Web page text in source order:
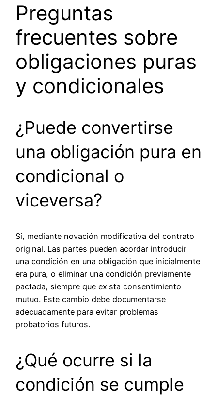
Preguntas
frecuentes sobre
obligaciones puras
y condicionales
¿Puede convertirse
una obligación pura en
condicional o
viceversa?
Sí, mediante novación modificativa del contrato
original. Las partes pueden acordar introducir
una condición en una obligación que inicialmente
era pura, o eliminar una condición previamente
pactada, siempre que exista consentimiento
mutuo. Este cambio debe documentarse
adecuadamente para evitar problemas
probatorios futuros.
¿Qué ocurre si la
condición se cumple